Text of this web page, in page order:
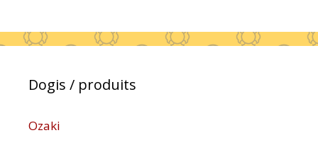
Dogis / produits
Ozaki